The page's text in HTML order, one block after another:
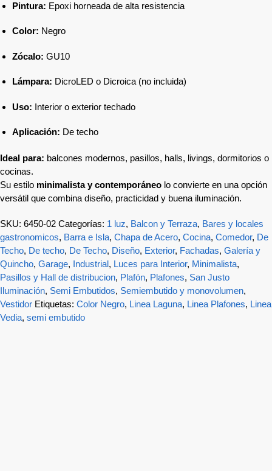
Pintura: Epoxi horneada de alta resistencia
Color: Negro
Zócalo: GU10
Lámpara: DicroLED o Dicroica (no incluida)
Uso: Interior o exterior techado
Aplicación: De techo
Ideal para: balcones modernos, pasillos, halls, livings, dormitorios o
cocinas.
Su estilo minimalista y contemporáneo lo convierte en una opción
versátil que combina diseño, practicidad y buena iluminación.
SKU: 6450-02 Categorías: 1 luz, Balcon y Terraza, Bares y locales
gastronomicos, Barra e Isla, Chapa de Acero, Cocina, Comedor, De
Techo, De techo, De Techo, Diseño, Exterior, Fachadas, Galería y
Quincho, Garage, Industrial, Luces para Interior, Minimalista,
Pasillos y Hall de distribucion, Plafón, Plafones, San Justo
Iluminación, Semi Embutidos, Semiembutido y monovolumen,
Vestidor Etiquetas: Color Negro, Linea Laguna, Linea Plafones, Linea
Vedia, semi embutido